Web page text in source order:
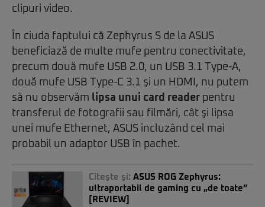
clipuri video.
În ciuda faptului că Zephyrus S de la ASUS
beneficiază de multe mufe pentru conectivitate,
precum două mufe USB 2.0, un USB 3.1 Type-A,
două mufe USB Type-C 3.1 şi un HDMI, nu putem
să nu observăm lipsa unui card reader pentru
transferul de fotografii sau filmări, cât şi lipsa
unei mufe Ethernet, ASUS incluzând cel mai
probabil un adaptor USB în pachet.
Citeşte şi: ASUS ROG Zephyrus:
ultraportabil de gaming cu „de toate”
[REVIEW]